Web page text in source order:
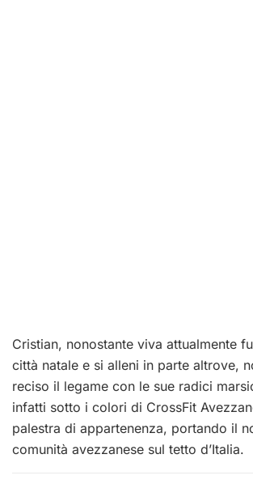
Cristian, nonostante viva attualmente
città natale e si alleni in parte altrove,
reciso il legame con le sue radici
infatti sotto i colori di CrossFit
palestra di appartenenza, portando il
comunità avezzanese sul tetto d’Italia.